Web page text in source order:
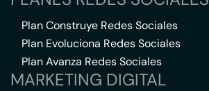
Plan Construye Redes Sociales
Plan Evoluciona Redes Sociales
Plan Avanza Redes Sociales
MARKETING DIGITAL